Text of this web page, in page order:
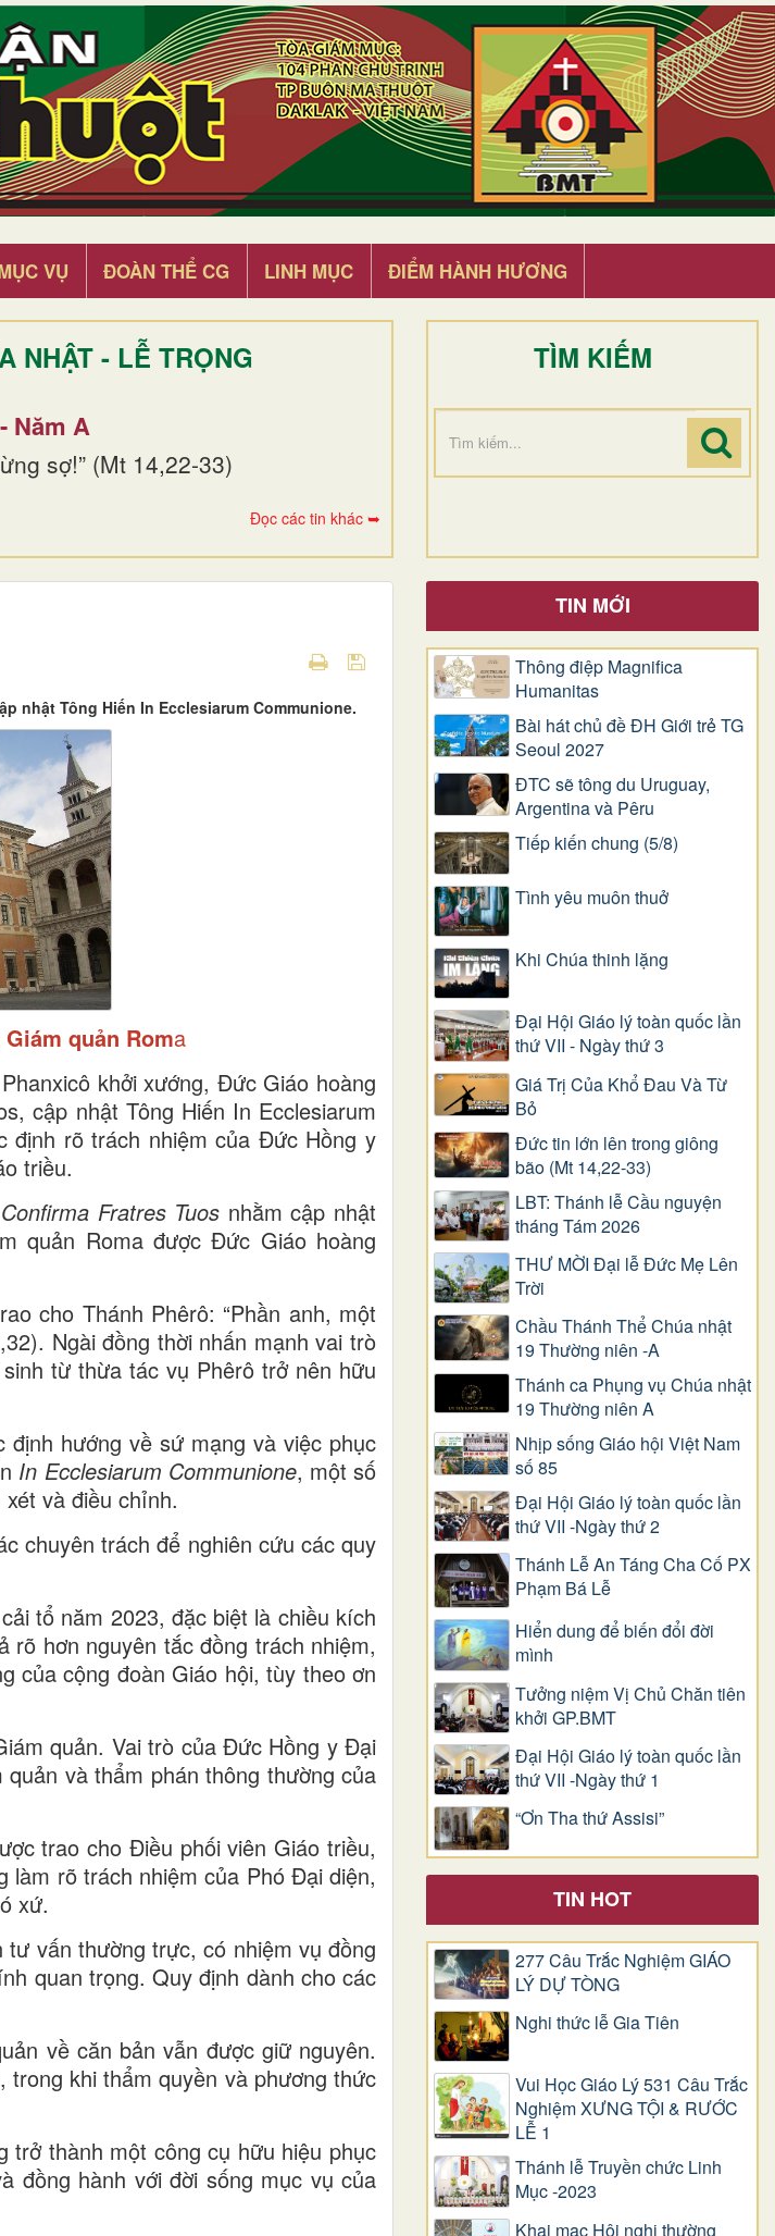
VỤ ĐOÀN THỂ CG LINH MỤC ĐIỂM HÀNH HƯƠNG
NHẬT - LỄ TRỌNG
Năm A
sợ!” (Mt 14,22-33)
Đọc các tin khác ➥
TÌM KIẾM
nhật Tông Hiến In Ecclesiarum Communione.
quản Roma
khởi xướng, Đức Giáo hoàng
cập nhật Tông Hiến In Ecclesiarum
định rõ trách nhiệm của Đức Hồng y
triều.
Confirma Fratres Tuos nhằm cập nhật
quản Roma được Đức Giáo hoàng
cho Thánh Phêrô: “Phần anh, một
Ngài đồng thời nhấn mạnh vai trò
từ thừa tác vụ Phêrô trở nên hữu
hướng về sứ mạng và việc phục
In Ecclesiarum Communione, một số
và điều chỉnh.
chuyên trách để nghiên cứu các quy
tổ năm 2023, đặc biệt là chiều kích
rõ hơn nguyên tắc đồng trách nhiệm,
của cộng đoàn Giáo hội, tùy theo ơn
quản. Vai trò của Đức Hồng y Đại
và thẩm phán thông thường của
trao cho Điều phối viên Giáo triều,
làm rõ trách nhiệm của Phó Đại diện,
xứ.
vấn thường trực, có nhiệm vụ đồng
quan trọng. Quy định dành cho các
về căn bản vẫn được giữ nguyên.
khi thẩm quyền và phương thức
trở thành một công cụ hữu hiệu phục
đồng hành với đời sống mục vụ của
TIN MỚI
Thông điệp Magnifica
Humanitas
Bài hát chủ đề ĐH Giới trẻ TG
Seoul 2027
ĐTC sẽ tông du Uruguay,
Argentina và Pêru
Tiếp kiến chung (5/8)
Tình yêu muôn thuở
Khi Chúa thinh lặng
Đại Hội Giáo lý toàn quốc lần
thứ VII - Ngày thứ 3
Giá Trị Của Khổ Ðau Và Từ
Bỏ
Đức tin lớn lên trong giông
bão (Mt 14,22-33)
LBT: Thánh lễ Cầu nguyện
tháng Tám 2026
THƯ MỜI Đại lễ Đức Mẹ Lên
Trời
Chầu Thánh Thể Chúa nhật
19 Thường niên -A
Thánh ca Phụng vụ Chúa nhật
19 Thường niên A
Nhịp sống Giáo hội Việt Nam
số 85
Đại Hội Giáo lý toàn quốc lần
thứ VII -Ngày thứ 2
Thánh Lễ An Táng Cha Cố PX
Phạm Bá Lễ
Hiển dung để biến đổi đời
mình
Tưởng niệm Vị Chủ Chăn tiên
khởi GP.BMT
Đại Hội Giáo lý toàn quốc lần
thứ VII -Ngày thứ 1
“Ơn Tha thứ Assisi”
TIN HOT
277 Câu Trắc Nghiệm GIÁO
LÝ DỰ TÒNG
Nghi thức lễ Gia Tiên
Vui Học Giáo Lý 531 Câu Trắc
Nghiệm XƯNG TỘI & RƯỚC
LỄ 1
Thánh lễ Truyền chức Linh
Mục -2023
Khai mạc Hội nghị thường